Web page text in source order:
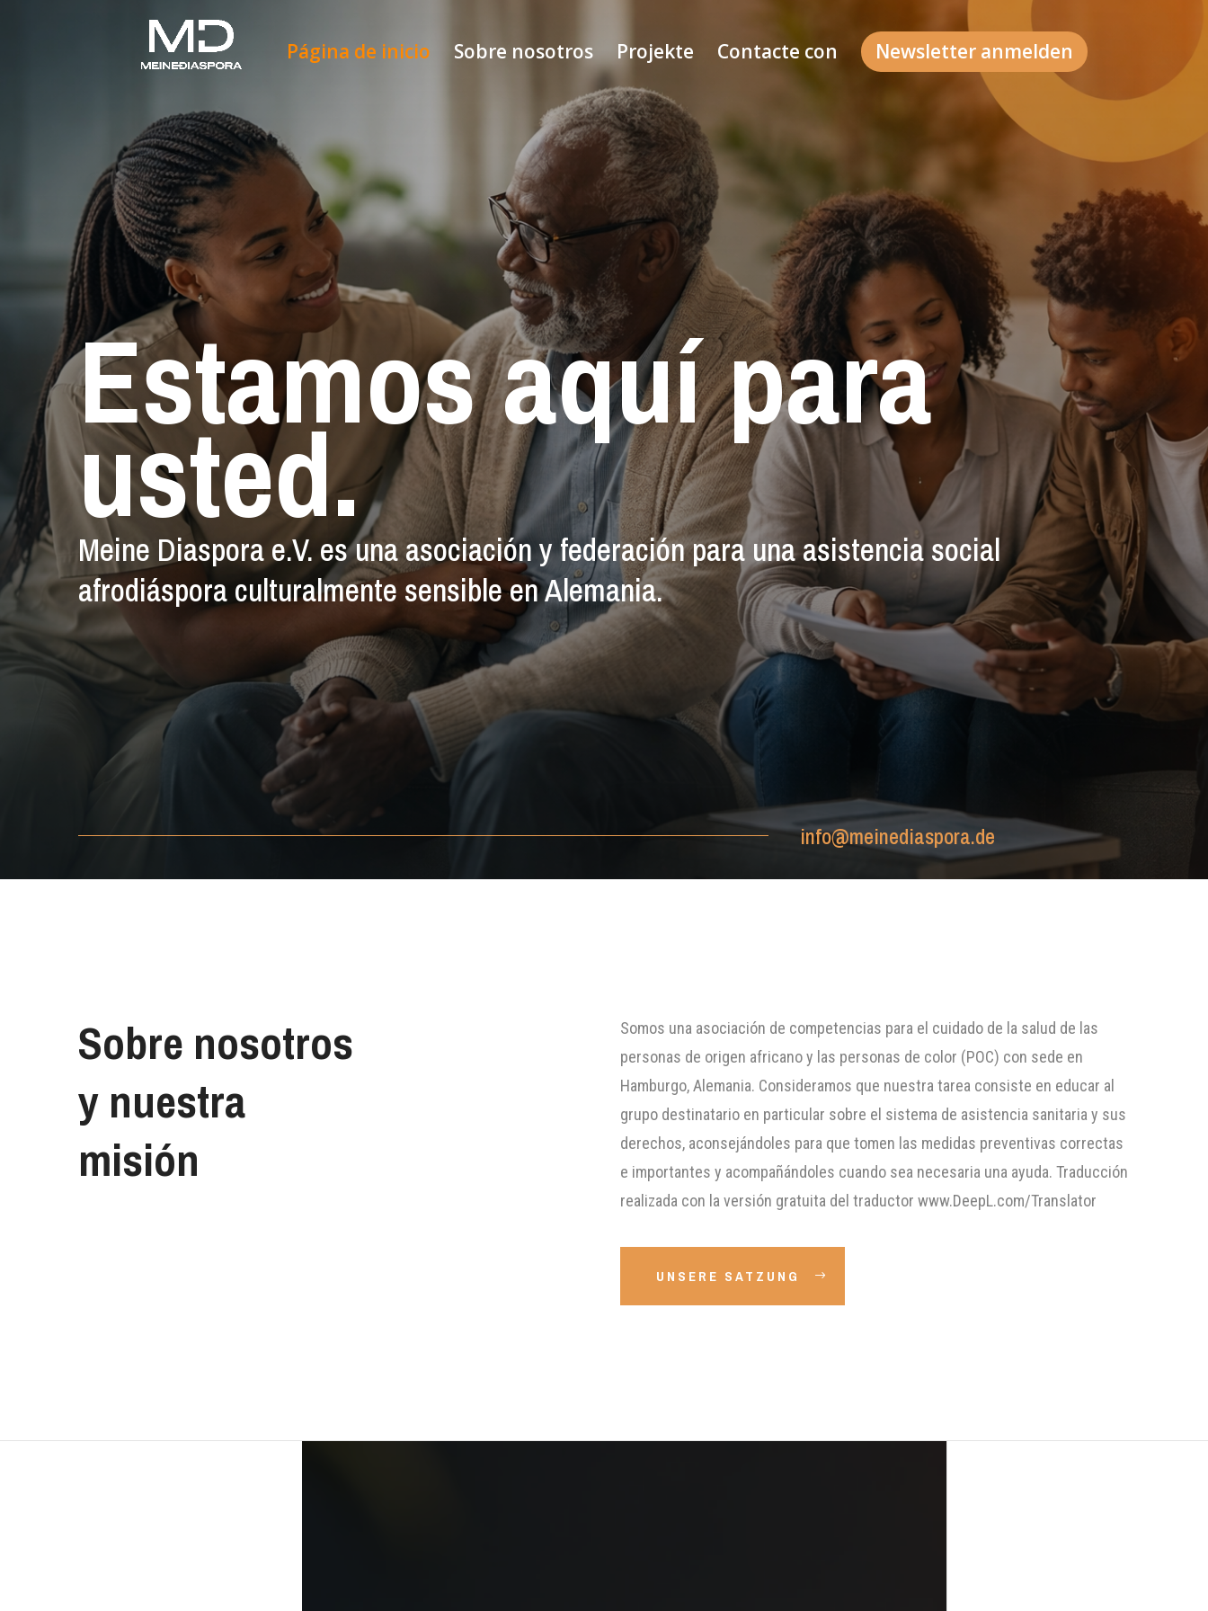
Página de inicio Sobre nosotros Projekte Contacte con Newsletter anmelden
Estamos aquí para
usted.
Meine Diaspora e.V. es una asociación y federación para una asistencia social
afrodiáspora culturalmente sensible en Alemania.
info@meinediaspora.de
Sobre nosotros
y nuestra
misión
Somos una asociación de competencias para el cuidado de la salud de las
personas de origen africano y las personas de color (POC) con sede en
Hamburgo, Alemania. Consideramos que nuestra tarea consiste en educar al
grupo destinatario en particular sobre el sistema de asistencia sanitaria y sus
derechos, aconsejándoles para que tomen las medidas preventivas correctas
e importantes y acompañándoles cuando sea necesaria una ayuda. Traducción
realizada con la versión gratuita del traductor www.DeepL.com/Translator
UNSERE SATZUNG